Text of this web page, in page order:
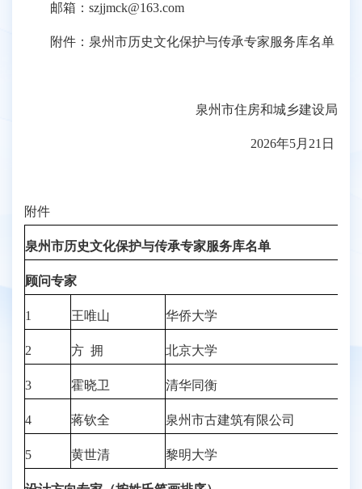
邮箱：szjjmck@163.com
附件：泉州市历史文化保护与传承专家服务库名单
泉州市住房和城乡建设局
2026年5月21日
附件
泉州市历史文化保护与传承专家服务库名单
顾问专家
1 王唯山 华侨大学
2 方 拥 北京大学
3 霍晓卫 清华同衡
4 蒋钦全 泉州市古建筑有限公司
5 黄世清 黎明大学